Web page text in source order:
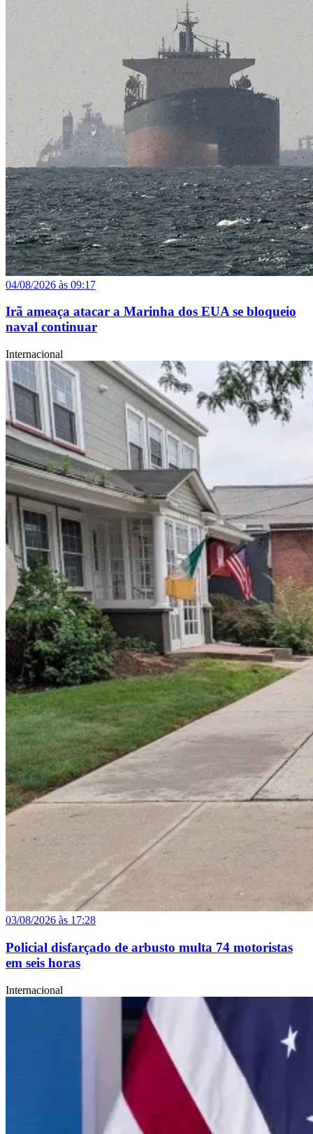
04/08/2026 às 09:17
Irã ameaça atacar a Marinha dos EUA se bloqueio
naval continuar
Internacional
03/08/2026 às 17:28
Policial disfarçado de arbusto multa 74 motoristas
em seis horas
Internacional